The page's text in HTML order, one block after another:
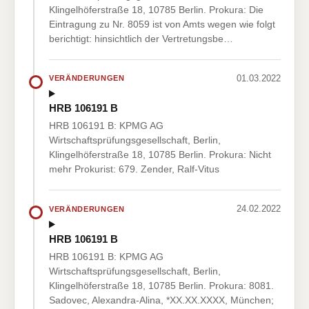
Klingelhöferstraße 18, 10785 Berlin. Prokura: Die
Eintragung zu Nr. 8059 ist von Amts wegen wie folgt
berichtigt: hinsichtlich der Vertretungsbe…
VERÄNDERUNGEN 01.03.2022
HRB 106191 B
HRB 106191 B: KPMG AG
Wirtschaftsprüfungsgesellschaft, Berlin,
Klingelhöferstraße 18, 10785 Berlin. Prokura: Nicht
mehr Prokurist: 679. Zender, Ralf-Vitus
VERÄNDERUNGEN 24.02.2022
HRB 106191 B
HRB 106191 B: KPMG AG
Wirtschaftsprüfungsgesellschaft, Berlin,
Klingelhöferstraße 18, 10785 Berlin. Prokura: 8081.
Sadovec, Alexandra-Alina, *XX.XX.XXXX, München;